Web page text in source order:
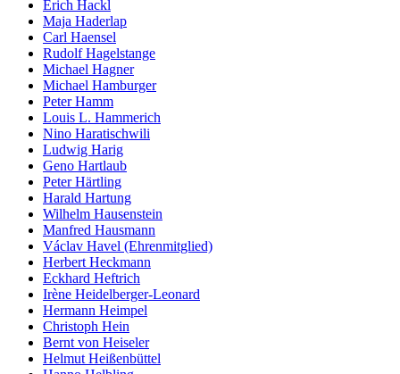
Erich Hackl
Maja Haderlap
Carl Haensel
Rudolf Hagelstange
Michael Hagner
Michael Hamburger
Peter Hamm
Louis L. Hammerich
Nino Haratischwili
Ludwig Harig
Geno Hartlaub
Peter Härtling
Harald Hartung
Wilhelm Hausenstein
Manfred Hausmann
Václav Havel (Ehrenmitglied)
Herbert Heckmann
Eckhard Heftrich
Irène Heidelberger-Leonard
Hermann Heimpel
Christoph Hein
Bernt von Heiseler
Helmut Heißenbüttel